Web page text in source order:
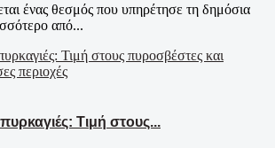
ένας θεσμός που υπηρέτησε τη δημόσια
από...
Τιμή στους...